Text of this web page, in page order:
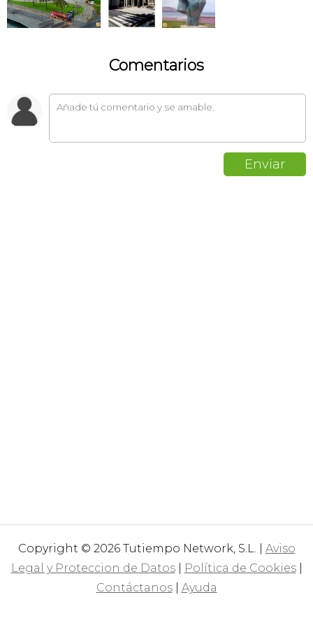
Comentarios
Copyright © 2026 Tutiempo Network, S.L. | Aviso
Legal y Proteccion de Datos| Política de Cookies|
Contáctanos| Ayuda